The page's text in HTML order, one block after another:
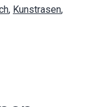
, Kunstrasen,